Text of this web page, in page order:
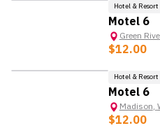
- หากมีประสบการณ์ในการท
การพิจารณาเป็นพิเศษ
- มีความรู้เกี่ยวกับเทคนิคการ
การใช้เครื่องมือทำความสะอาด
- มีความใส่ใจในรายละเอียด
- สามารถทำงานลำพังคนเดีย
Hotel & Resort
Motel 6
Green
$12.00
Hotel & Resort
Motel 6
Madison,
$12.00